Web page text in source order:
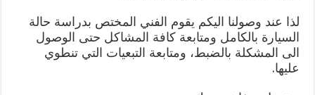
لذا عند وصولنا اليكم يقوم الفني المختص بدراسة حالة
السيارة بالكامل ومتابعة كافة المشاكل حتى الوصول
الى المشكلة بالضبط، ومتابعة التبعيات التي تنطوي
عليها.